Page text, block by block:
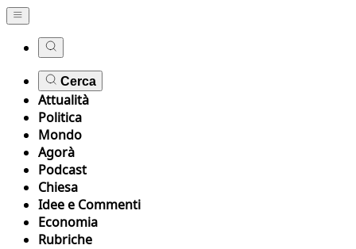
Cerca
Attualità
Politica
Mondo
Agorà
Podcast
Chiesa
Idee e Commenti
Economia
Rubriche